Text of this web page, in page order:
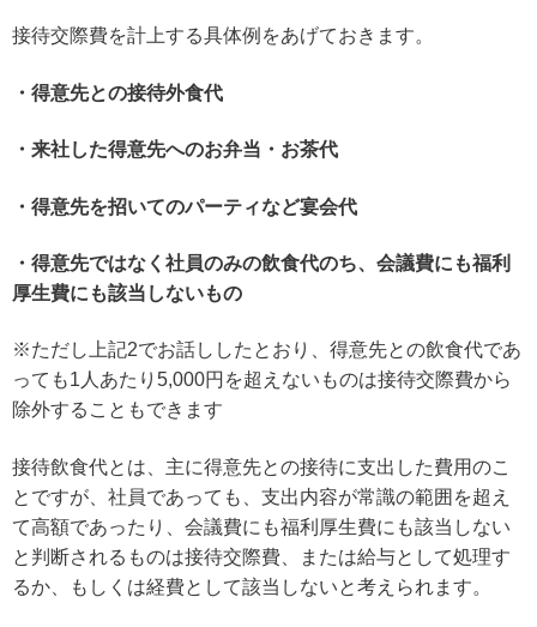
接待交際費を計上する具体例をあげておきます。
・得意先との接待外食代
・来社した得意先へのお弁当・お茶代
・得意先を招いてのパーティなど宴会代
・得意先ではなく社員のみの飲食代のち、会議費にも福利
厚生費にも該当しないもの
※ただし上記2でお話ししたとおり、得意先との飲食代であ
っても1人あたり5,000円を超えないものは接待交際費から
除外することもできます
接待飲食代とは、主に得意先との接待に支出した費用のこ
とですが、社員であっても、支出内容が常識の範囲を超え
て高額であったり、会議費にも福利厚生費にも該当しない
と判断されるものは接待交際費、または給与として処理す
るか、もしくは経費として該当しないと考えられます。